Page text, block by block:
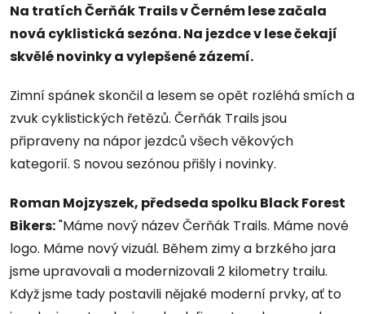
Na tratích Čerňák Trails v Černém lese začala
nová cyklistická sezóna. Na jezdce v lese čekají
skvělé novinky a vylepšené zázemí.
Zimní spánek skončil a lesem se opět rozléhá smích a
zvuk cyklistických řetězů. Čerňák Trails jsou
připraveny na nápor jezdců všech věkových
kategorií. S novou sezónou přišly i novinky.
Roman Mojzyszek, předseda spolku Black Forest
Bikers:"Máme nový název Čerňák Trails. Máme nové
logo. Máme nový vizuál. Během zimy a brzkého jara
jsme upravovali a modernizovali 2 kilometry trailu.
Když jsme tady postavili nějaké moderní prvky, ať to